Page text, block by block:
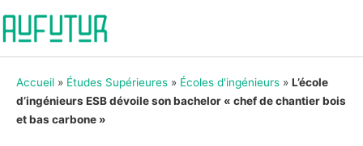
Accueil » Études Supérieures » Écoles d'ingénieurs » L’école
d’ingénieurs ESB dévoile son bachelor « chef de chantier bois
et bas carbone »